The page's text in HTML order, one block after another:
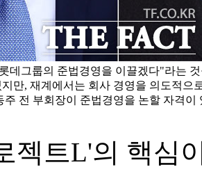
데그룹의 준법경영을 이끌겠다"라는
만, 재계에서는 회사 경영을 의도적으
주 전 부회장이 준법경영을 논할 자격이
젝트L'의 핵심